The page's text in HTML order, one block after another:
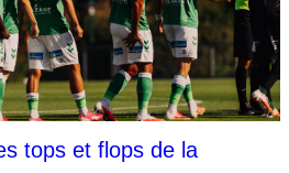
tops et flops de la